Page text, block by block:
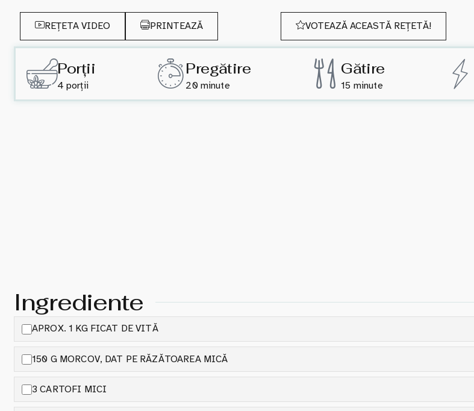
REȚETA VIDEO PRINTEAZĂ VOTEAZĂ ACEASTĂ REȚETĂ!
Porții
4 porții
Pregătire
20 minute
Gătire
15 minute
Ingrediente
APROX. 1 KG FICAT DE VITĂ
150 G MORCOV, DAT PE RĂZĂTOAREA MICĂ
3 CARTOFI MICI